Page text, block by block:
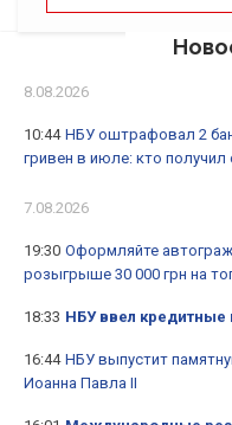
8.08.2026
10:44 НБУ оштрафовал 2
гривен в июле: кто
7.08.2026
19:30 Оформляйте
розыгрыше 30 000 грн на
18:33 НБУ ввел кредитные
16:44 НБУ выпустит
Иоанна Павла II